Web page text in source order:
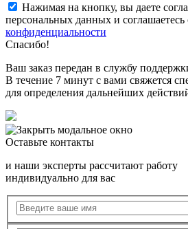
Нажимая на кнопку, вы даете
персональных данных и соглашаетесь
конфиденциальности
Спасибо!
Ваш заказ передан в службу
В течение 7 минут с вами свяжется
для определения дальнейших
Оставьте контакты
и наши эксперты рассчитают работу
индивидуально для вас